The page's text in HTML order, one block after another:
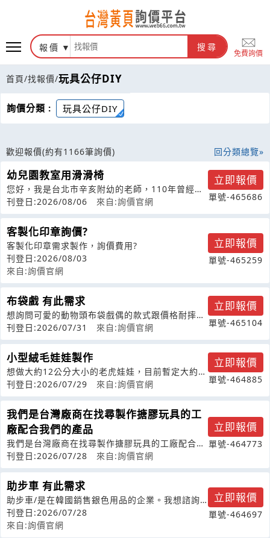
報價 搜尋
免費詢價
首頁/找報價/玩具公仔DIY
詢價分類 : 玩具公仔DIY
歡迎報價(約有1166筆詢價) 回分類總覽
幼兒園教室用滑滑椅
您好，我是台北市辛亥附幼的老師，110年曾經向
貴公司訂購滑滑椅，現在想再加購3張
刊登日:2026/08/06 來自:詢價官網
立即報價
單號-465686
客製化印章詢價?
客製化印章需求製作，詢價費用?
刊登日:2026/08/03
來自:詢價官網
立即報價
單號-465259
布袋戲 有此需求
想詢問可愛的動物頭布袋戲偶的款式跟價格耐摔、
讓國小低中年級生體驗的謝謝�����
刊登日:2026/07/31 來自:詢價官網
立即報價
單號-465104
小型絨毛娃娃製作
想做大約12公分大小的老虎娃娃，目前暫定大約2
款各500個共1000個。因為作品
刊登日:2026/07/29 來自:詢價官網
立即報價
單號-464885
我們是台灣廠商在找尋製作搪膠玩具的工
廠配合我們的產品
我們是台灣廠商在找尋製作搪膠玩具的工廠配合我
們的產品，有加微信
刊登日:2026/07/28 來自:詢價官網
立即報價
單號-464773
助步車 有此需求
助步車/是在韓國銷售銀色用品的企業。我想諮詢
一下產品目錄和單價表、OEM時最低製
刊登日:2026/07/28
來自:詢價官網
立即報價
單號-464697